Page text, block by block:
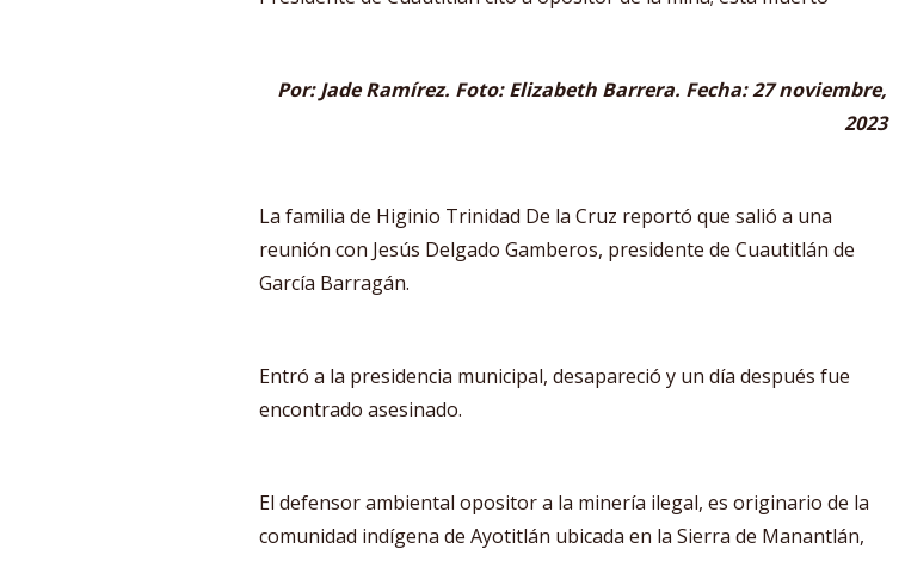
Por: Jade Ramírez. Foto: Elizabeth Barrera. Fecha: 27 noviembre,
2023
La familia de Higinio Trinidad De la Cruz reportó que salió a una
reunión con Jesús Delgado Gamberos, presidente de Cuautitlán de
García Barragán.
Entró a la presidencia municipal, desapareció y un día después fue
encontrado asesinado.
El defensor ambiental opositor a la minería ilegal, es originario de la
comunidad indígena de Ayotitlán ubicada en la Sierra de Manantlán,